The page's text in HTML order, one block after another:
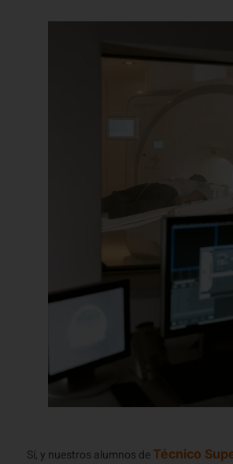
Sí, y nuestros alumnos de Técnico